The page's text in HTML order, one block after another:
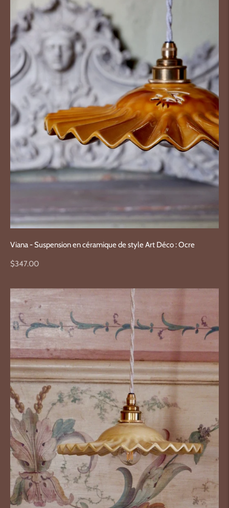
Viana - Suspension en céramique de style Art Déco : Ocre
Prix
$347.00